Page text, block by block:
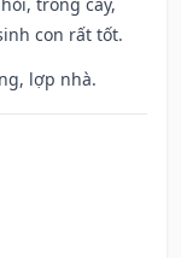
con rất tốt.
lợp nhà.